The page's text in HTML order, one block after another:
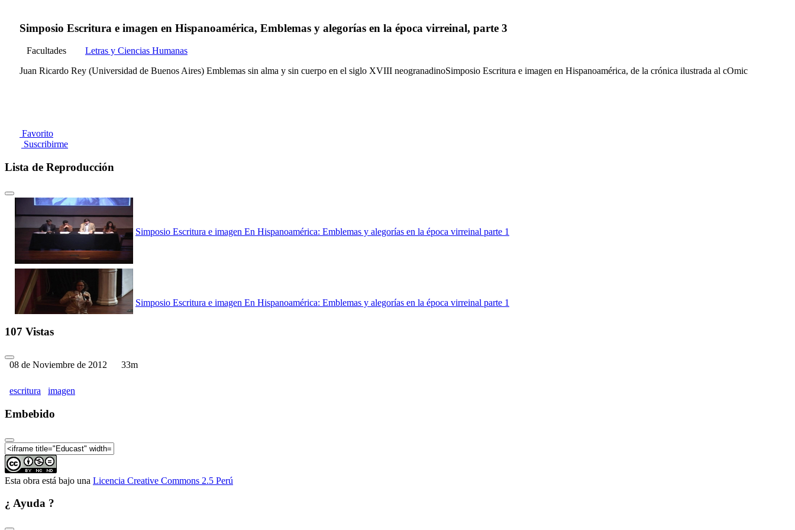
Simposio Escritura e imagen en Hispanoamérica, Emblemas y alegorías en la época virreinal, parte 3
Facultades
Letras y Ciencias Humanas
Juan Ricardo Rey (Universidad de Buenos Aires) Emblemas sin alma y sin cuerpo en el siglo XVIII neogranadinoSimposio Escritura e imagen en Hispanoamérica, de la crónica ilustrada al cOmic
Favorito
Suscribirme
Lista de Reproducción
Simposio Escritura e imagen En Hispanoamérica: Emblemas y alegorías en la época virreinal parte 1
Simposio Escritura e imagen En Hispanoamérica: Emblemas y alegorías en la época virreinal parte 1
107 Vistas
08 de Noviembre de 2012 33m
escritura imagen
Embebido
Esta obra está bajo una Licencia Creative Commons 2.5 Perú
¿ Ayuda ?